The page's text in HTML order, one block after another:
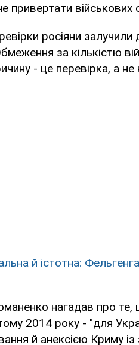
привертати військових
росіяни
за кількістю
- це перевірка, а не
й істотна:
нагадав про те,
2014 року - "для
й анексією Криму